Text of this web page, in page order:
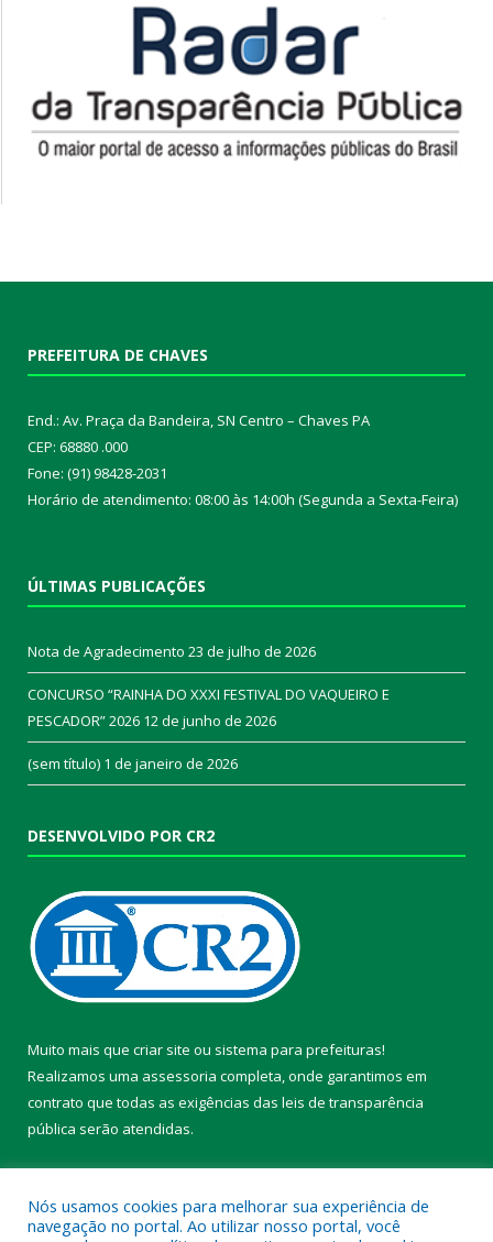
PREFEITURA DE CHAVES
End.: Av. Praça da Bandeira, SN Centro – Chaves PA
CEP: 68880 .000
Fone: (91) 98428-2031
Horário de atendimento: 08:00 às 14:00h (Segunda a Sexta-Feira)
ÚLTIMAS PUBLICAÇÕES
Nota de Agradecimento 23 de julho de 2026
CONCURSO “RAINHA DO XXXI FESTIVAL DO VAQUEIRO E
PESCADOR” 2026 12 de junho de 2026
(sem título) 1 de janeiro de 2026
DESENVOLVIDO POR CR2
Muito mais que criar site ou sistema para prefeituras!
Realizamos uma assessoria completa, onde garantimos em
contrato que todas as exigências das leis de transparência
pública serão atendidas.
Nós usamos cookies para melhorar sua experiência de
navegação no portal. Ao utilizar nosso portal, você